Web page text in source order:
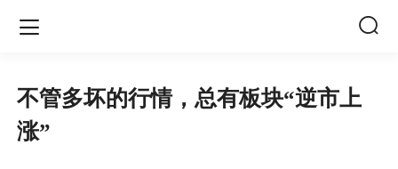
 
不管多坏的行情，总有板块“逆市上
涨”